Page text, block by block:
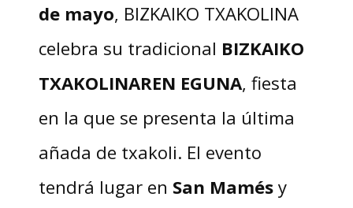
de mayo, BIZKAIKO TXAKOLINA
celebra su tradicional BIZKAIKO
TXAKOLINAREN EGUNA, fiesta
en la que se presenta la última
añada de txakoli. El evento
tendrá lugar en San Mamés y